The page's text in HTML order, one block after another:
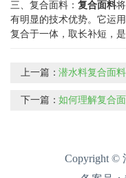
三、复合面料： 复合面料
有明显的技术优势。它运
复合于一体，取长补短，
上一篇：
下一篇：如何理解复合
Copyright ©